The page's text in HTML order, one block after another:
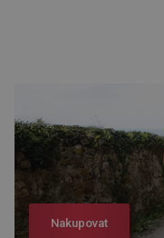
Nakupovat